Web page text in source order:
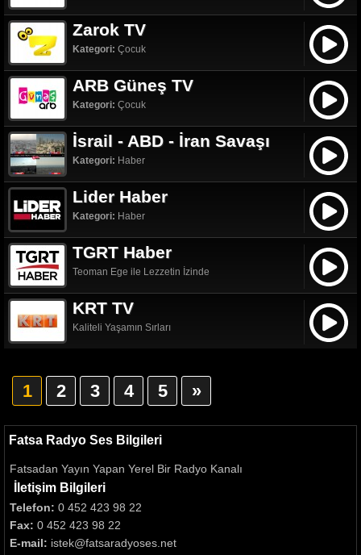
Zarok TV
Kategori: Çocuk
ARB Güneş TV
Kategori: Çocuk
İsrail - ABD - İran Savaşı
Kategori: Haber
Lider Haber
Kategori: Haber
TGRT Haber
Teoman Ege ile Lezzetin İzinde
KRT TV
Kaliteli Yaşamın Sırları
1 2 3 4 5 »
Fatsa Radyo Ses Bilgileri
Fatsadan Yayın Yapan Yerel Bir Radyo Kanalı
İletişim Bilgileri
Telefon: 0 452 423 98 22
Fax: 0 452 423 98 22
E-mail: istek@fatsaradyoses.net